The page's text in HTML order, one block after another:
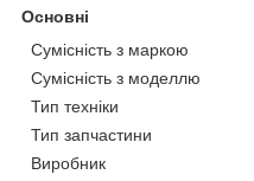
Основні
Сумісність з маркою
Сумісність з моделлю
Тип техніки
Тип запчастини
Виробник